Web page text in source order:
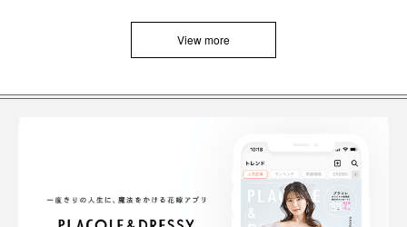
View more